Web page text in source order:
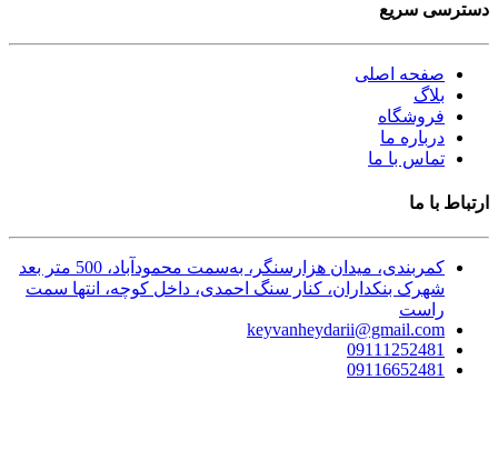
دسترسی سریع
صفحه اصلی
بلاگ
فروشگاه
درباره ما
تماس با ما
ارتباط با ما
کمربندی، میدان هزارسنگر، به‌سمت محمودآباد، 500 متر بعد
شهرک بنکداران، کنار سنگ احمدی، داخل کوچه، انتها سمت
راست
keyvanheydarii@gmail.com
09111252481
09116652481